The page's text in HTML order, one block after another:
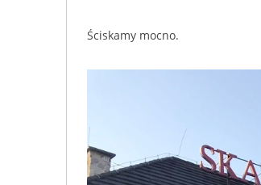
Ściskamy mocno.